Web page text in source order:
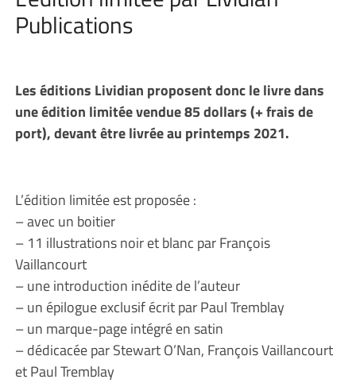
Publications
Les éditions Lividian proposent donc le livre dans
une édition limitée vendue 85 dollars (+ frais de
port), devant être livrée au printemps 2021.
L’édition limitée est proposée :
– avec un boitier
– 11 illustrations noir et blanc par François
Vaillancourt
– une introduction inédite de l’auteur
– un épilogue exclusif écrit par Paul Tremblay
– un marque-page intégré en satin
– dédicacée par Stewart O’Nan, François Vaillancourt
et Paul Tremblay